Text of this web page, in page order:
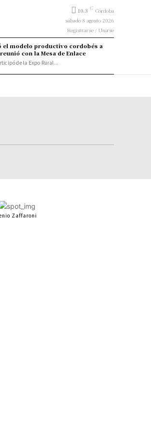
10.3 C Córdoba
sábado 8 agosto 2026
Registrarse / Unirse
el modelo productivo cordobés a
con la Mesa de Enlace
de la Expo Rural...
Zaffaroni